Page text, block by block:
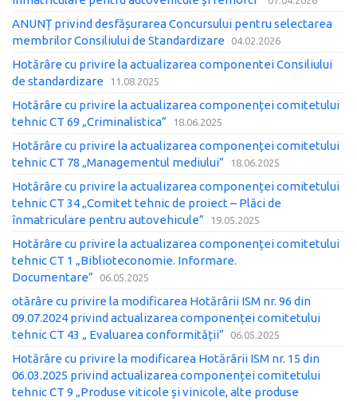
ANUNȚ privind desfășurarea Concursului pentru selectarea
membrilor Consiliului de Standardizare
04.02.2026
Hotărâre cu privire la actualizarea componentei Consiliului
de standardizare
11.08.2025
Hotărâre cu privire la actualizarea componenței comitetului
tehnic CT 69 „Criminalistica”
18.06.2025
Hotărâre cu privire la actualizarea componenței comitetului
tehnic CT 78 „Managementul mediului”
18.06.2025
Hotărâre cu privire la actualizarea componenței comitetului
tehnic CT 34 „Comitet tehnic de proiect – Plăci de
înmatriculare pentru autovehicule”
19.05.2025
Hotărâre cu privire la actualizarea componenței comitetului
tehnic CT 1 „Biblioteconomie. Informare.
Documentare”
06.05.2025
otărâre cu privire la modificarea Hotărârii ISM nr. 96 din
09.07.2024 privind actualizarea componenței comitetului
tehnic CT 43 „ Evaluarea conformității”
06.05.2025
Hotărâre cu privire la modificarea Hotărârii ISM nr. 15 din
06.03.2025 privind actualizarea componenței comitetului
tehnic CT 9 „Produse viticole și vinicole, alte produse